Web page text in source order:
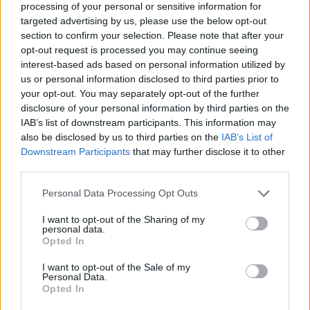
processing of your personal or sensitive information for
targeted advertising by us, please use the below opt-out
section to confirm your selection. Please note that after your
opt-out request is processed you may continue seeing
interest-based ads based on personal information utilized by
us or personal information disclosed to third parties prior to
your opt-out. You may separately opt-out of the further
disclosure of your personal information by third parties on the
IAB’s list of downstream participants. This information may
also be disclosed by us to third parties on the IAB’s List of
Downstream Participants that may further disclose it to other
Please note that this website/app uses one or more Google
not limited to your visit or usage behaviour. You may click to
grant or deny consent to Google and its third-party tags to
use your data for below specified purposes in below Google
consent section.
Personal Data Processing Opt Outs
I want to opt-out of the Sharing of my
personal data.
Opted In
I want to opt-out of the Sale of my
Personal Data.
Opted In
A 2022/23-as bajnokságban pedig, amikor a KTE
az NB I újoncaként hatalmas meglepetésre
egészen az ezüstéremig menetelt – pár hétig a
frászt hozva a Fradira – 30-szor lépett kezdőként
a pályára. A második élvonalbeli szezonban (6.
hely) is még 29 alkalommal szerepelt, aztán
Gera Zoltán vezetőedzősége idején már
kevesebbet, a kieséssel végződő elmúlt
bajnokságban 19-szer volt kezdő.